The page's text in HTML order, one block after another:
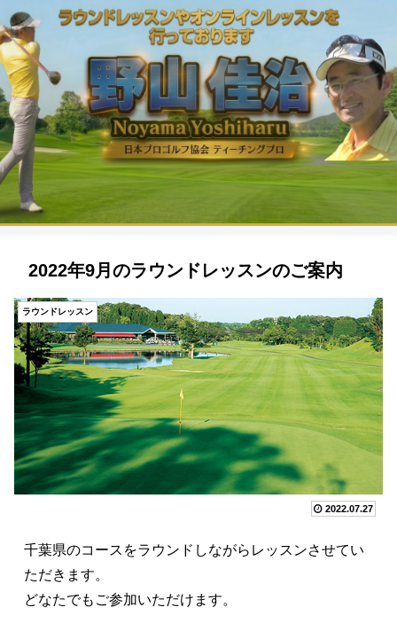
2022年9月のラウンドレッスンのご案内
ラウンドレッスン
2022.07.27
千葉県のコースをラウンドしながらレッスンさせてい
ただきます。
どなたでもご参加いただけます。